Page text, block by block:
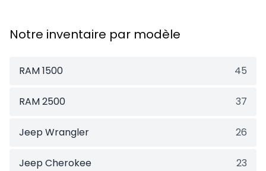
Notre inventaire par modèle
RAM 1500 45
RAM 2500 37
Jeep Wrangler 26
Jeep Cherokee 23